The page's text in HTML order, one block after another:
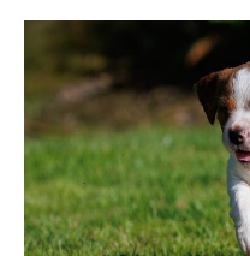
inlägget: